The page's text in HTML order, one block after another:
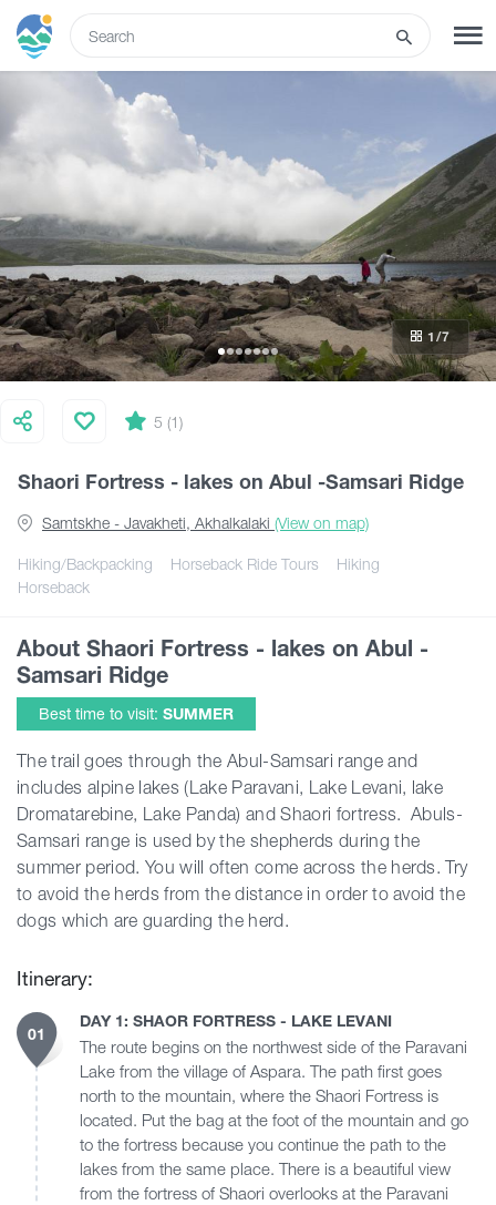
SIGN UP
Tours
Routes
Hotels
Food & Wine
Transport
Events
Plan Your Trip
Shaori Fortress - lakes on Abul -Samsari Ridge
Hiking/Backpacking Horseback Ride Tours
Hiking
Horseback
Samtskhe - Javakheti, Akhalkalaki (View on map)
5 (1)
1 /7
About Shaori Fortress - lakes on Abul -
Samsari Ridge
Best time to visit: SUMMER
The trail goes through the Abul-Samsari range and
includes alpine lakes (Lake Paravani, Lake Levani, lake
Dromatarebine, Lake Panda) and Shaori fortress. Abuls-
Samsari range is used by the shepherds during the
summer period. You will often come across the herds. Try
to avoid the herds from the distance in order to avoid the
dogs which are guarding the herd.
Itinerary:
01
DAY 1: SHAOR FORTRESS - LAKE LEVANI
The route begins on the northwest side of the Paravani
Lake from the village of Aspara. The path first goes
north to the mountain, where the Shaori Fortress is
located. Put the bag at the foot of the mountain and go
to the fortress because you continue the path to the
lakes from the same place. There is a beautiful view
from the fortress of Shaori overlooks at the Paravani